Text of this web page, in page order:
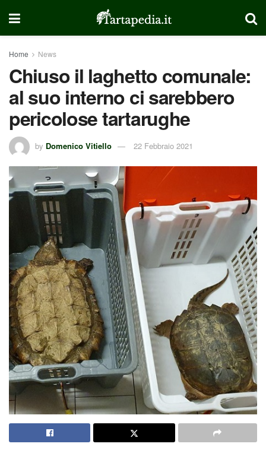
Home News
Chiuso il laghetto comunale:
al suo interno ci sarebbero
pericolose tartarughe
by Domenico Vitiello 22 Febbraio 2021